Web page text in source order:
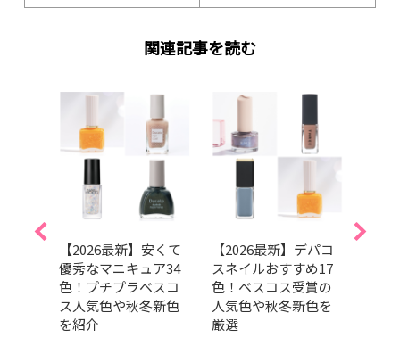
関連記事を読む
【2026最新】安くて
優秀なマニキュア34
色！プチプラベスコ
ス人気色や秋冬新色
を紹介
【2026最新】デパコ
スネイルおすすめ17
色！ベスコス受賞の
人気色や秋冬新色を
厳選